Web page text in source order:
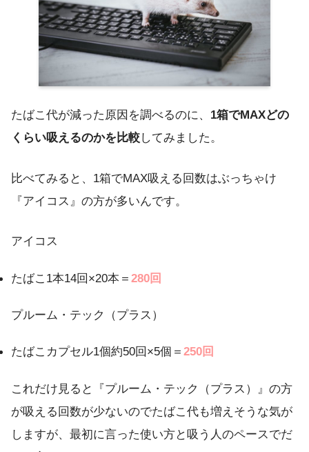
たばこ代が減った原因を調べるのに、 1箱でMAXどの
くらい吸えるのかを比較してみました。
比べてみると、1箱でMAX吸える回数はぶっちゃけ
『アイコス』の方が多いんです。
アイコス
たばこ1本14回×20本＝ 280回
プルーム・テック（プラス）
たばこカプセル1個約50回×5個＝ 250回
これだけ見ると『プルーム・テック（プラス）』の方
が吸える回数が少ないのでたばこ代も増えそうな気が
しますが、最初に言った使い方と吸う人のペースでだ